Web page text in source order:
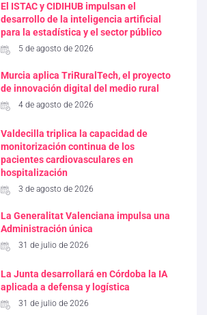
El ISTAC y CIDIHUB impulsan el
desarrollo de la inteligencia artificial
para la estadística y el sector público
5 de agosto de 2026
Murcia aplica TriRuralTech, el proyecto
de innovación digital del medio rural
4 de agosto de 2026
Valdecilla triplica la capacidad de
monitorización continua de los
pacientes cardiovasculares en
hospitalización
3 de agosto de 2026
La Generalitat Valenciana impulsa una
Administración única
31 de julio de 2026
La Junta desarrollará en Córdoba la IA
aplicada a defensa y logística
31 de julio de 2026